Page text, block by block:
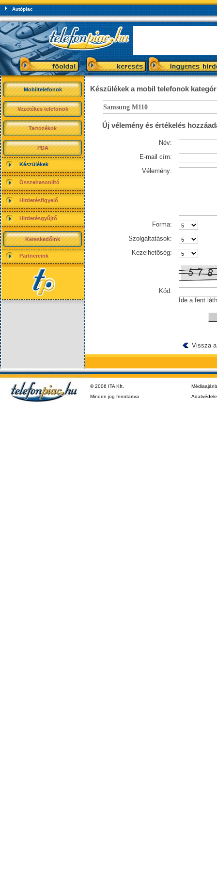
Autópiac
Mobiltelefonok
Vezetékes telefonok
Tartozékok
PDA
Készülékek
Összehasonlító
Hirdetésfigyelő
Hirdetésgyűjtő
Kereskedőink
Partnereink
Készülékek a mobil telefonok
Samsung M110
Új vélemény és értékelés
Név:
E-mail cím:
Vélemény:
Forma:
Szolgáltatások:
Kezelhetőség:
Kód:
Ide a fent
Vissza
© 2006 ITA Kft.
Minden jog fenntartva